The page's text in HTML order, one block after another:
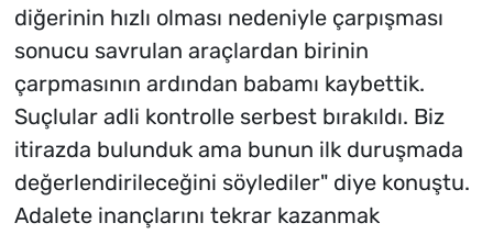
diğerinin hızlı olması nedeniyle çarpışması
sonucu savrulan araçlardan birinin
çarpmasının ardından babamı kaybettik.
Suçlular adli kontrolle serbest bırakıldı. Biz
itirazda bulunduk ama bunun ilk duruşmada
değerlendirileceğini söylediler" diye konuştu.
Adalete inançlarını tekrar kazanmak